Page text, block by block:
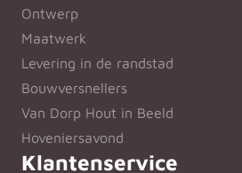
Ontwerp
Maatwerk
Levering in de randstad
Bouwversnellers
Van Dorp Hout in Beeld
Hoveniersavond
Klantenservice